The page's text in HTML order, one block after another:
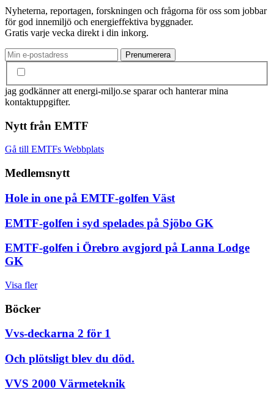
Nyheterna, reportagen, forskningen och frågorna för oss som jobbar
för god innemiljö och energieffektiva byggnader.
Gratis varje vecka direkt i din inkorg.
jag godkänner att energi-miljo.se sparar och hanterar mina
kontaktuppgifter.
Nytt från EMTF
Gå till EMTFs Webbplats
Medlemsnytt
Hole in one på EMTF-golfen Väst
EMTF-golfen i syd spelades på Sjöbo GK
EMTF-golfen i Örebro avgjord på Lanna Lodge
GK
Visa fler
Böcker
Vvs-deckarna 2 för 1
Och plötsligt blev du död.
VVS 2000 Värmeteknik